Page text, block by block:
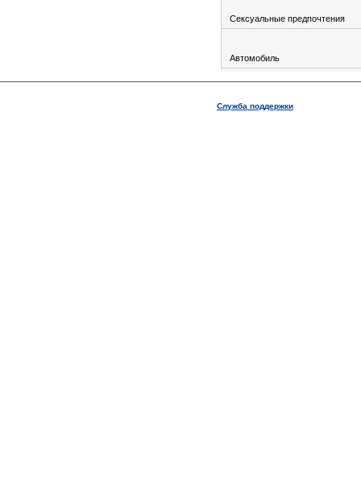
Сексуальные предпочтения
Автомобиль
Служба поддержки